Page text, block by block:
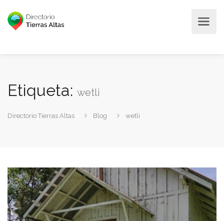
Etiqueta: wetli
Directorio Tierras Altas Blog wetli